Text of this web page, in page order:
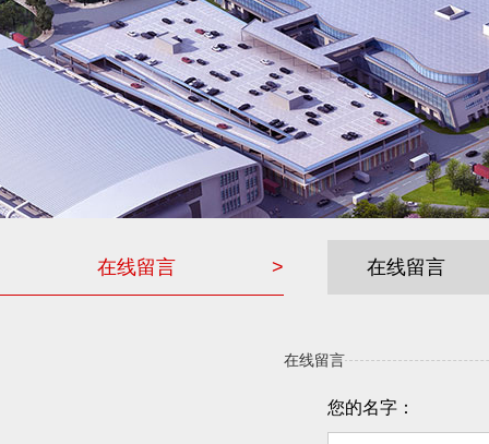
在线留言 > 在线留言
在线留言
您的名字：